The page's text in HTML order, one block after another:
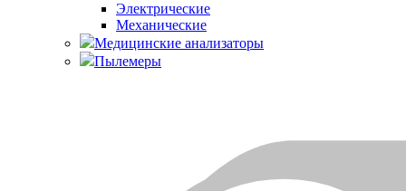
Электрические
Механические
Медицинские анализаторы
Пылемеры